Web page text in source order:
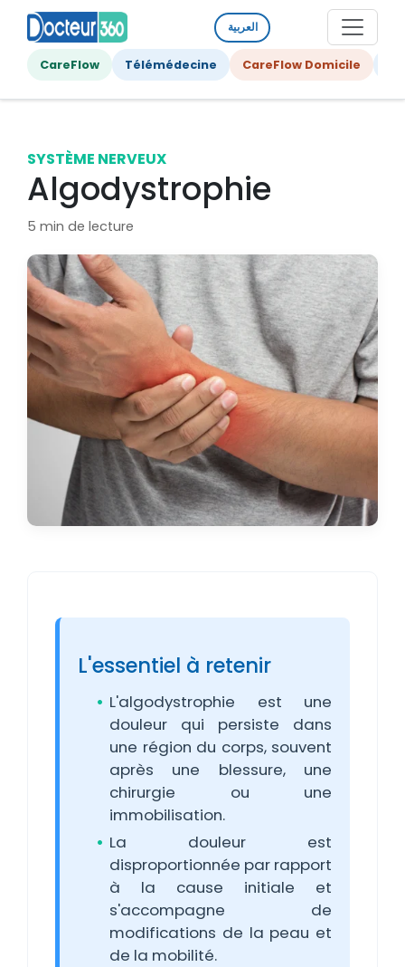
العربية
CareFlow Télémédecine CareFlow Domicile
SYSTÈME NERVEUX
Algodystrophie
5 min de lecture
L'essentiel à retenir
L'algodystrophie est une
douleur qui persiste dans
une région du corps, souvent
après une blessure, une
chirurgie ou une
immobilisation.
La douleur est
disproportionnée par rapport
à la cause initiale et
s'accompagne de
modifications de la peau et
de la mobilité.